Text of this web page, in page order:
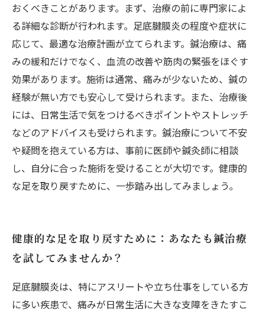
おくべきことがあります。まず、治療の前に専門家によ
る詳細な診断が行われます。足底腱膜炎の程度や症状に
応じて、最適な治療計画が立てられます。鍼治療は、痛
みの緩和だけでなく、血流の改善や筋肉の緊張をほぐす
効果があります。施術は通常、痛みが少ないため、鍼の
経験が無い方でも安心して受けられます。また、治療後
には、日常生活で気をつけるべきポイントやストレッチ
などのアドバイスも受けられます。鍼治療について不安
や疑問を抱えている方は、事前に医師や鍼灸師に相談
し、自分に合った施術を受けることが大切です。健康的
な足を取り戻すために、一歩踏み出してみましょう。
健康的な足を取り戻すために：あなたも鍼治療
を試してみませんか？
足底腱膜炎は、特にアスリートや立ち仕事をしている方
に多い疾患で、痛みが日常生活に大きな支障をきたすこ